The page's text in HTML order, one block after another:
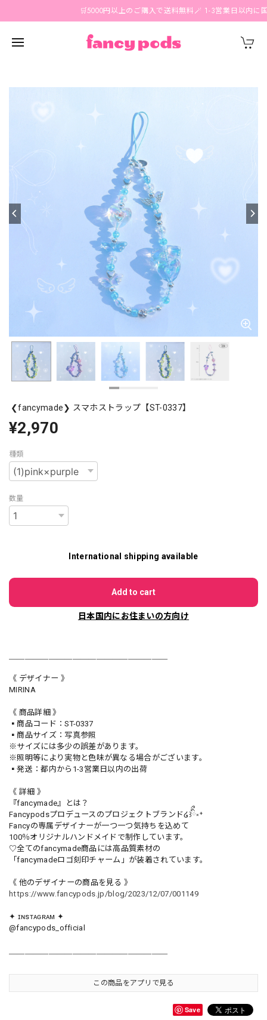
🛒5000円以上のご購入で送料無料🪄 1-3営業日以内に国内
❮fancymade❯ スマホストラップ【ST-0337】
¥2,970
種類
数量
International shipping available
Add to cart
日本国内にお住まいの方向け
《 デザイナー 》
MIRINA
《 商品詳細 》
▪️商品コード：ST-0337
▪️商品サイズ：写真参照
※サイズには多少の誤差があります。
※照明等により実物と色味が異なる場合がございます。
▪️発送：都内から1-3営業日以内の出荷
《 詳細 》
『fancymade』とは？
Fancypodsプロデュースのプロジェクトブランド໒꒱ིྀ༝⁺
Fancyの専属デザイナーが一つ一つ気持ちを込めて
100％オリジナルハンドメイドで制作しています。
♡全てのfancymade商品には高品質素材の
「fancymadeロゴ刻印チャーム」が装着されています。
《 他のデザイナーの商品を見る 》
https://www.fancypods.jp/blog/2023/12/07/001149
✦ ɪɴsᴛᴀɢʀᴀᴍ ✦
@fancypods_official
この商品をアプリで見る
Save